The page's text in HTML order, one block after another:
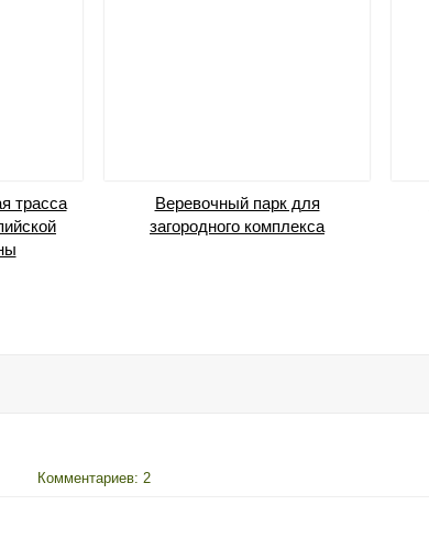
трасса
Веревочный парк для
загородного комплекса
Комментариев: 2